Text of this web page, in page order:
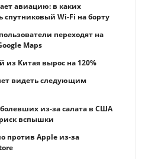
авиацию: в каких
спутниковый Wi-Fi на борту
переходят на
Maps
из Китая вырос на 120%
видеть следующим
из-за салата в США
вспышки
против Apple из-за